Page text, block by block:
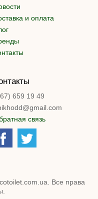
и оплата
659 19 49
связь
Все права